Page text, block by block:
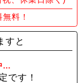
料！
すと
...
です！